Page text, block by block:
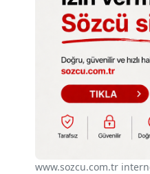
www.sozcu.com.tr